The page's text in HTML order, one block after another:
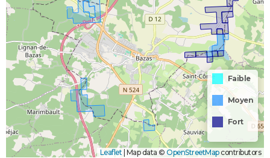
Faible
Moyen
Fort
Leaflet | Map data © OpenStreetMapcontributors